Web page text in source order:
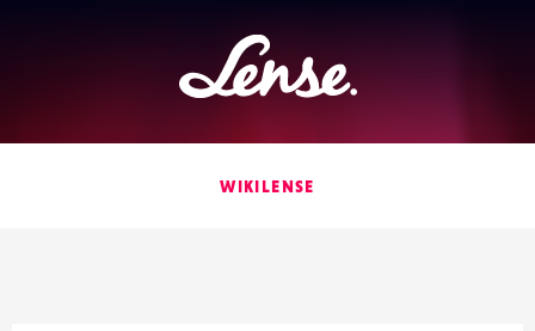
Lense
WIKILENSE